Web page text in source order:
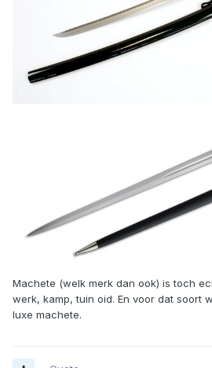
Machete (welk merk dan ook) is toch
werk, kamp, tuin oid. En voor dat soort
luxe machete.